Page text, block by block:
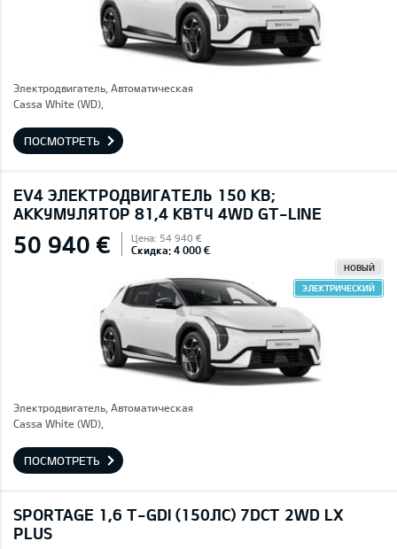
Электродвигатель, Автоматическая
Cassa White (WD),
ПОСМОТРЕТЬ
EV4 ЭЛЕКТРОДВИГАТЕЛЬ 150 КВ;
AККУМУЛЯТОР 81,4 КВТЧ 4WD GT-LINE
50 940 € Цена: 54 940 €
Скидка: 4 000 €
НОВЫЙ
ЭЛЕКТРИЧЕСКИЙ
Электродвигатель, Автоматическая
Cassa White (WD),
ПОСМОТРЕТЬ
SPORTAGE 1,6 T-GDI (150ЛС) 7DCT 2WD LX
PLUS